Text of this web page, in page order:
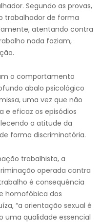
Segundo as provas,
trabalhador de forma
atentando contra
nada faziam,
o comportamento
abalo psicológico
uma vez que não
e eficaz os episódios
a atitude da
forma discriminatória.
trabalhista, a
operada contra
é consequência
homofóbica dos
“a orientação sexual é
uma qualidade essencial